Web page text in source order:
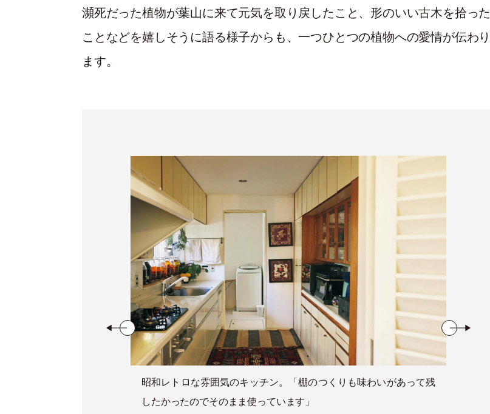
瀕死だった植物が葉山に来て元気を取り戻したこと、形のいい古木を拾った
ことなどを嬉しそうに語る様子からも、一つひとつの植物への愛情が伝わり
ます。
昭和レトロな雰囲気のキッチン。「棚のつくりも味わいがあって残
したかったのでそのまま使っています」